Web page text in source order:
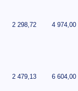
2 298,72 4 974,00
2 479,13 6 604,00